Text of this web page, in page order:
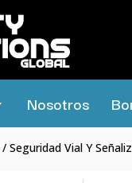
Nosotros
/ Seguridad Vial Y